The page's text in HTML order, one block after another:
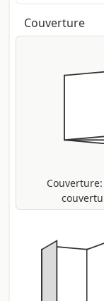
Couverture
Couverture: